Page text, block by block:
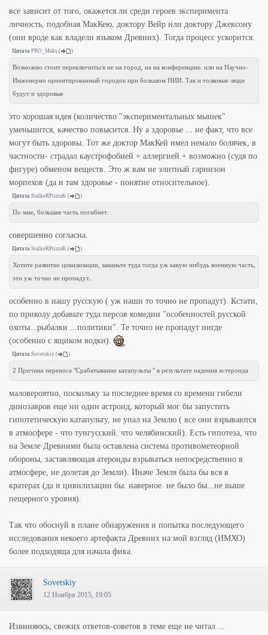
все зависит от того, окажется ли среди героев эксперимента
личность, подобная МакКею, доктору Вейр или доктору Джексону
(они вроде как владели языком Древних). Тогда процесс ускорится.
Цитата PRO_Maks ( )
Возможно стоит переключиться не на город, на на конференцию. или на Научно-
Инженерно ориентированный городок при большом НИИ. Так и толковые люди
будут и здоровые
это хорошая идея (количество "экспериментальных мышек"
уменьшится, качество повысится. Ну а здоровье ... не факт, что все
могут быть здоровы. Тот же доктор МакКей имел немало болячек, в
частности- страдал каустрофобией + аллергией + возможно (судя по
фигуре) обменом веществ. Это ж вам не элитный гарнизон
морпехов (да и там здоровье - понятие относительное).
Цитата StalkeRPrizraK ( )
По мне, большая часть погибнет.
совершенно согласна.
Цитата StalkeRPrizraK ( )
Хотите развитие цивилизации, закиньте туда тогда уж какую нибудь военную часть,
эти уж точно не пропадут..
особенно в нашу русскую ( уж наши то точно не пропадут). Кстати,
по приколу добавьте туда персов комедии "особенностей русской
охоты...рыбалки ...политики". Те точно не пропадут нигде
(особенно с ящиком водки).
Цитата Sovetskiy ( )
2 Причина переноса "Срабатывание катапульты " в результате падения астероида
маловероятно, поскольку за последнее время со времени гибели
динозавров еще ни один астроид, который мог бы запустить
гипотетическую катапульту, не упал на Землю ( все они взрываются
в атмосфере - что тунгусский. что челябинский). Есть гипотеза, что
на Земле Древними была оставлена система противометеорной
обороны, заставляющая атероиды взрываться непосредственно в
атмосфере, не долетая до Земли). Иначе Земля была бы вся в
кратерах (да и цивилизации бы. наверное. не было бы...не выше
пещерного уровня).
Так что обоснуй в плане обнаружения и попытка последующего
исследования некоего артефакта Древних на мой взгляд (ИМХО)
более подходяща для начала фика.
Sovetskiy
12 Ноября 2015, 19:05
Извиняюсь, свежих ответов-советов в теме еще не читал ...